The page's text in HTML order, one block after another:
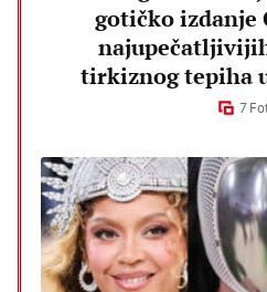
gotičko izdanje
tirkiznog tepiha
7